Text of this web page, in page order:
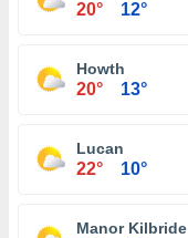
20° 12°
Howth
20° 13°
Lucan
22° 10°
Manor Kilbride